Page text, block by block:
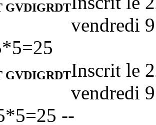
GVDIGRDT
vendredi
GVDIGRDTInscrit le
vendredi
--